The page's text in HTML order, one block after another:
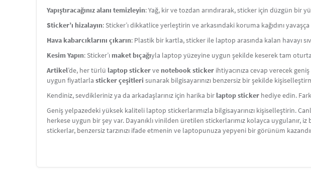
Yapıştıracağınız alanı temizleyin: Yağ, kir ve tozdan arındırarak, sticker için düzgün bir
Sticker’ı hizalayın: Sticker’ı dikkatlice yerleştirin ve arkasındaki koruma kağıdını yavaşça
Hava kabarcıklarını çıkarın: Plastik bir kartla, sticker ile laptop arasında kalan havayı
Kesim Yapın: Sticker’ı maket bıçağıyla laptop yüzeyine uygun şekilde keserek tam
Artikel’de, her türlü laptop stickerve notebook sticker ihtiyacınıza cevap verecek
uygun fiyatlarla sticker çeşitleri sunarak bilgisayarınızı benzersiz bir şekilde
Kendiniz, sevdikleriniz ya da arkadaşlarınız için harika bir laptop sticker hediye edin.
Geniş yelpazedeki yüksek kaliteli laptop stickerlarımızla bilgisayarınızı kişiselleştirin.
herkese uygun bir şey var. Dayanıklı vinilden üretilen stickerlarımız kolayca uygulanır,
stickerlar, benzersiz tarzınızı ifade etmenin ve laptopunuza yepyeni bir görünüm